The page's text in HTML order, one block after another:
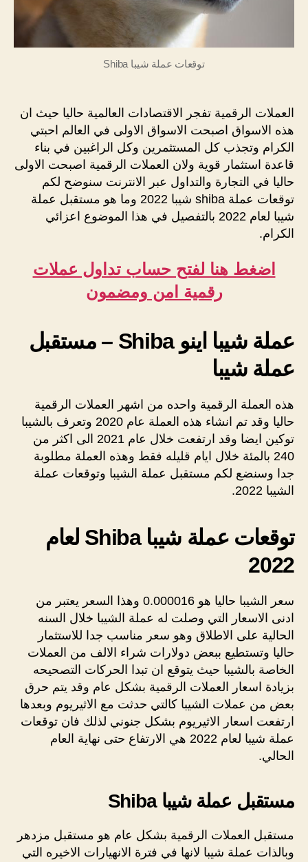
توقعات عملة شيبا Shiba
العملات الرقمية تفجر الاقتصادات العالمية حاليا حيث ان
هذه الاسواق اصبحت الاسواق الاولى في العالم احبتي
الكرام وتجذب كل المستثمرين وكل الراغبين في بناء
قاعدة استثمار قوية ولان العملات الرقمية اصبحت الاولى
حاليا في التجارة والتداول عبر الانترنت سنوضح لكم
توقعات عملة shiba شيبا 2022 وما هو مستقبل عملة
شيبا لعام 2022 بالتفصيل في هذا الموضوع اعزائي
الكرام.
اضغط هنا لفتح حساب تداول عملات
رقمية امن ومضمون
عملة شيبا اينو Shiba – مستقبل
عملة شيبا
هذه العملة الرقمية واحده من اشهر العملات الرقمية
حاليا وقد تم انشاء هذه العملة عام 2020 وتعرف بالشيبا
توكين ايضا وقد ارتفعت خلال عام 2021 الى اكثر من
240 بالمئة خلال ايام قليله فقط وهذه العملة مطلوبة
جدا وسنضع لكم مستقبل عملة الشيبا وتوقعات عملة
الشيبا 2022.
توقعات عملة شيبا Shiba لعام
2022
سعر الشيبا حاليا هو 0.000016 وهذا السعر يعتبر من
ادنى الاسعار التي وصلت له عملة الشيبا خلال السنه
الحالية على الاطلاق وهو سعر مناسب جدا للاستثمار
حاليا وتستطيع ببعض دولارات شراء الالف من العملات
الخاصة بالشيبا حيث يتوقع ان تبدا الحركات التصحيحه
بزيادة اسعار العملات الرقمية بشكل عام وقد يتم حرق
بعض من عملات الشيبا كالتي حدثت مع الاثيريوم وبعدها
ارتفعت اسعار الاثيريوم بشكل جنوني لذلك فان توقعات
عملة شيبا لعام 2022 هي الارتفاع حتى نهاية العام
الحالي.
مستقبل عملة شيبا Shiba
مستقبل العملات الرقمية بشكل عام هو مستقبل مزدهر
وبالذات عملة شيبا لانها في فترة الانهيارات الاخيره التي